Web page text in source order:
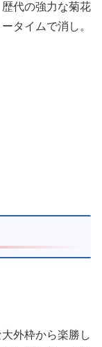
代の強力な菊花
タイムで消し。
外枠から楽勝し